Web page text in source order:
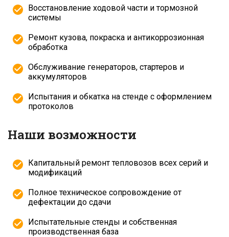
Восстановление ходовой части и тормозной
системы
Ремонт кузова, покраска и антикоррозионная
обработка
Обслуживание генераторов, стартеров и
аккумуляторов
Испытания и обкатка на стенде с оформлением
протоколов
Наши возможности
Капитальный ремонт тепловозов всех серий и
модификаций
Полное техническое сопровождение от
дефектации до сдачи
Испытательные стенды и собственная
производственная база